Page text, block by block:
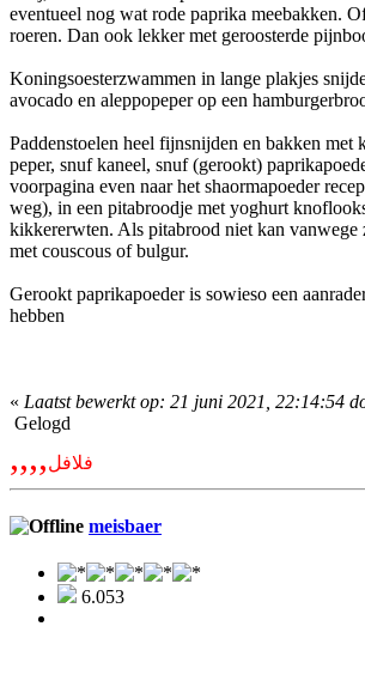
eventueel nog wat rode paprika meebakken.
roeren. Dan ook lekker met geroosterde
Koningsoesterzwammen in lange plakjes
avocado en aleppopeper op een
Paddenstoelen heel fijnsnijden en bakken met
peper, snuf kaneel, snuf (gerookt)
voorpagina even naar het shaormapoeder
weg), in een pitabroodje met yoghurt
kikkererwten. Als pitabrood niet kan vanwege
met couscous of bulgur.
Gerookt paprikapoeder is sowieso een
hebben
« Laatst bewerkt op: 21 juni 2021, 22:14:54
Gelogd
,,,,فلافل
meisbaer
6.053